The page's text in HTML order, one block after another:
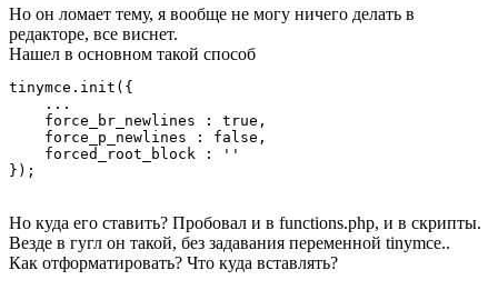
Но он ломает тему, я вообще не могу ничего делать в
редакторе, все виснет.
Нашел в основном такой способ
tinymce.init({
    ...
    force_br_newlines : true,
    force_p_newlines : false,
    forced_root_block : ''
});
Но куда его ставить? Пробовал и в functions.php, и в скрипты.
Везде в гугл он такой, без задавания переменной tinymce..
Как отформатировать? Что куда вставлять?